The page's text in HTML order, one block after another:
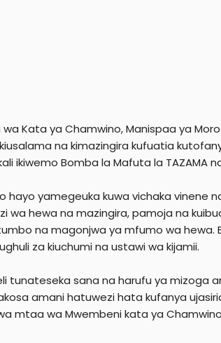
wa Kata ya Chamwino, Manispaa ya
na kimazingira kufuatia
ikiwemo Bomba la Mafuta la TAZAMA
hayo yamegeuka kuwa vichaka vinene
wa hewa na mazingira, pamoja na
na magonjwa ya mfumo wa hewa.
za kiuchumi na ustawi wa kijamii.
tunateseka sana na harufu ya
amani hatuwezi hata kufanya
mtaa wa Mwembeni kata ya